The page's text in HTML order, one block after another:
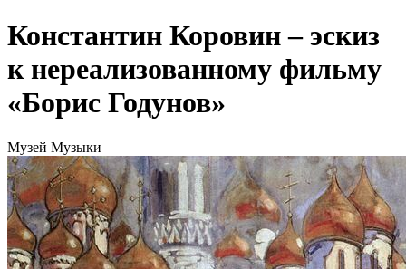
Константин Коровин – эскиз
к нереализованному фильму
«Борис Годунов»
Музей Музыки